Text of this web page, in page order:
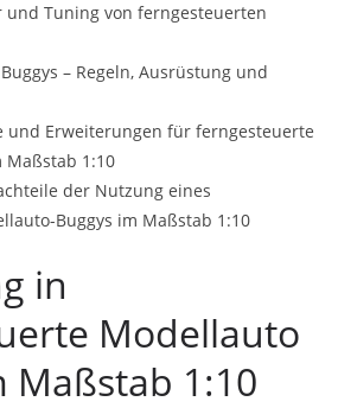
und Tuning von ferngesteuerten
– Regeln, Ausrüstung und
und Erweiterungen für ferngesteuerte
Maßstab 1:10
der Nutzung eines
Buggys im Maßstab 1:10
in
Modellauto
Maßstab 1:10